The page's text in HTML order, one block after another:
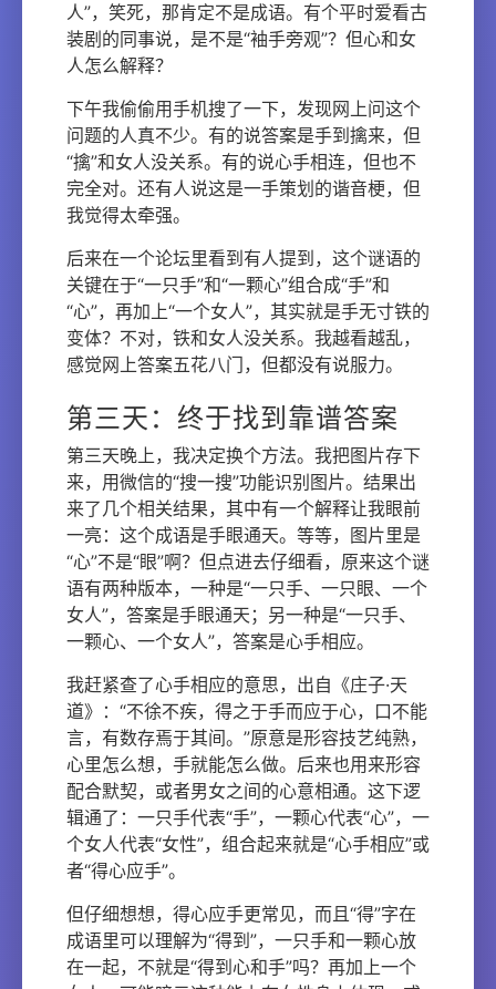
人”，笑死，那肯定不是成语。有个平时爱看古
装剧的同事说，是不是“袖手旁观”？但心和女
人怎么解释？
下午我偷偷用手机搜了一下，发现网上问这个
问题的人真不少。有的说答案是手到擒来，但
“擒”和女人没关系。有的说心手相连，但也不
完全对。还有人说这是一手策划的谐音梗，但
我觉得太牵强。
后来在一个论坛里看到有人提到，这个谜语的
关键在于“一只手”和“一颗心”组合成“手”和
“心”，再加上“一个女人”，其实就是手无寸铁的
变体？不对，铁和女人没关系。我越看越乱，
感觉网上答案五花八门，但都没有说服力。
第三天：终于找到靠谱答案
第三天晚上，我决定换个方法。我把图片存下
来，用微信的“搜一搜”功能识别图片。结果出
来了几个相关结果，其中有一个解释让我眼前
一亮：这个成语是手眼通天。等等，图片里是
“心”不是“眼”啊？但点进去仔细看，原来这个谜
语有两种版本，一种是“一只手、一只眼、一个
女人”，答案是手眼通天；另一种是“一只手、
一颗心、一个女人”，答案是心手相应。
我赶紧查了心手相应的意思，出自《庄子·天
道》：“不徐不疾，得之于手而应于心，口不能
言，有数存焉于其间。”原意是形容技艺纯熟，
心里怎么想，手就能怎么做。后来也用来形容
配合默契，或者男女之间的心意相通。这下逻
辑通了：一只手代表“手”，一颗心代表“心”，一
个女人代表“女性”，组合起来就是“心手相应”或
者“得心应手”。
但仔细想想，得心应手更常见，而且“得”字在
成语里可以理解为“得到”，一只手和一颗心放
在一起，不就是“得到心和手”吗？再加上一个